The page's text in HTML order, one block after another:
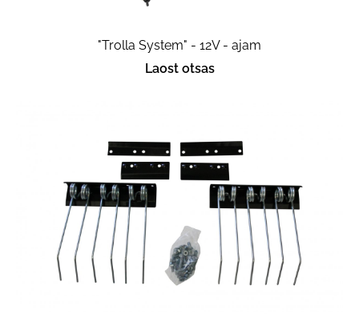
"Trolla System" - 12V - ajam
Laost otsas